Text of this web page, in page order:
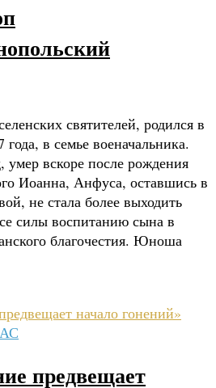
святителей, родился в
в семье военачальника.
умер вскоре после рождения
Иоанна, Анфуса, оставшись в
не стала более выходить
силы воспитанию сына в
благочестия. Юноша
предвещает